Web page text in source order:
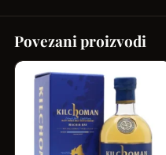
Povezani proizvodi